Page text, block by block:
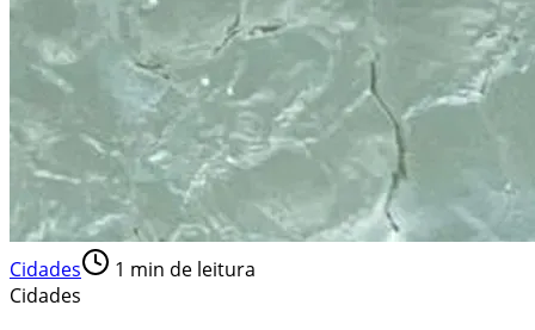
Cidades 1 min de leitura
Cidades